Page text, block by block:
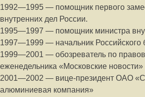
1992—1995 — помощник первого
внутренних дел России.
1995—1997 — помощник министра
1997—1999 — начальник Российского
1999—2001 — обозреватель по
еженедельника «Московские новости»
2001—2002 — вице-президент ОАО
алюминиевая компания»